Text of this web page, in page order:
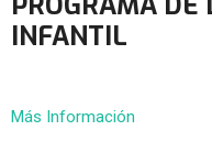
INFANTIL
Más Información